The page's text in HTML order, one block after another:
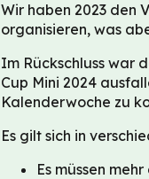
Wir haben 2023 den
organisieren, was
Im Rückschluss war
Cup Mini 2024
Kalenderwoche zu
Es gilt sich in
Es müssen